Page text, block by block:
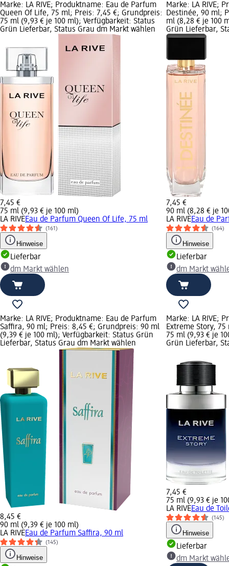
Marke: LA RIVE; Produktname: Eau de Parfum
Queen Of Life, 75 ml; Preis: 7,45 €; Grundpreis:
75 ml (9,93 € je 100 ml); Verfügbarkeit: Status
Grün Lieferbar, Status Grau dm Markt wählen
7,45 €
75 ml (9,93 € je 100 ml)
LA RIVEEau de Parfum Queen Of Life, 75 ml
(161)
Hinweise
Lieferbar
dm Markt wählen
Marke: LA RIVE;
Destinée, 90 ml;
ml (8,28 € je 100
Grün Lieferbar,
7,45 €
90 ml (8,28 € je
LA RIVEEau de
(164)
Hinweise
Lieferbar
dm Markt
Marke: LA RIVE; Produktname: Eau de Parfum
Saffira, 90 ml; Preis: 8,45 €; Grundpreis: 90 ml
(9,39 € je 100 ml); Verfügbarkeit: Status Grün
Lieferbar, Status Grau dm Markt wählen
8,45 €
90 ml (9,39 € je 100 ml)
LA RIVEEau de Parfum Saffira, 90 ml
(145)
Hinweise
Marke: LA RIVE;
Extreme Story,
75 ml (9,93 € je
Grün Lieferbar,
7,45 €
75 ml (9,93 € je
LA RIVEEau de
(145)
Hinweise
Lieferbar
dm Markt